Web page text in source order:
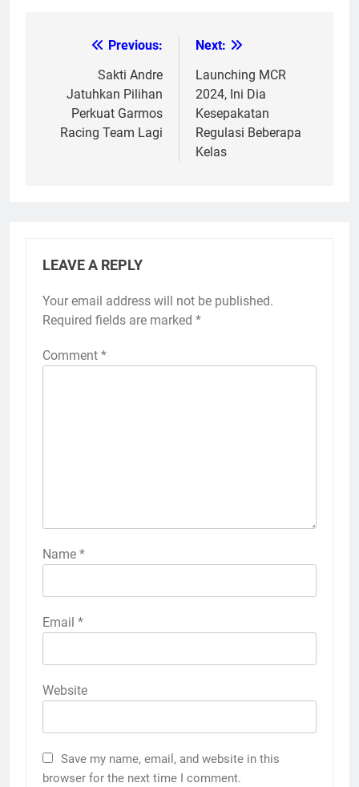
navigation
Previous:
Sakti Andre
Jatuhkan Pilihan
Perkuat Garmos
Racing Team Lagi
Next:
Launching MCR
2024, Ini Dia
Kesepakatan
Regulasi Beberapa
Kelas
LEAVE A REPLY
Your email address will not be published.
Required fields are marked *
Comment *
Name *
Email *
Website
Save my name, email, and website in this
browser for the next time I comment.